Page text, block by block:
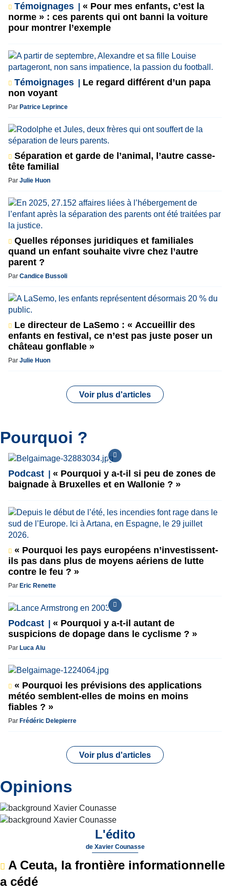
Témoignages
« Pour mes enfants, c’est la
norme » : ces parents qui ont banni la voiture
pour montrer l’exemple
Témoignages
Le regard différent d’un papa
non voyant
Par Patrice Leprince
Séparation et garde de l’animal, l’autre casse-
tête familial
Par Julie Huon
Quelles réponses juridiques et familiales
quand un enfant souhaite vivre chez l’autre
parent ?
Par Candice Bussoli
Le directeur de LaSemo : « Accueillir des
enfants en festival, ce n’est pas juste poser un
château gonflable »
Par Julie Huon
Voir plus d'articles
Pourquoi ?
Podcast
« Pourquoi y a-t-il si peu de zones de
baignade à Bruxelles et en Wallonie ? »
« Pourquoi les pays européens n’investissent-
ils pas dans plus de moyens aériens de lutte
contre le feu ? »
Par Eric Renette
Podcast
« Pourquoi y a-t-il autant de
suspicions de dopage dans le cyclisme ? »
Par Luca Alu
« Pourquoi les prévisions des applications
météo semblent-elles de moins en moins
fiables ? »
Par Frédéric Delepierre
Voir plus d'articles
Opinions
L'édito
de Xavier Counasse
A Ceuta, la frontière informationnelle
a cédé